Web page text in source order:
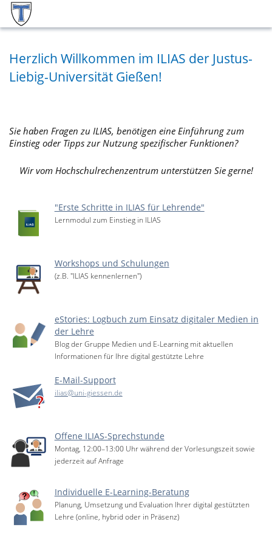
Herzlich Willkommen im ILIAS der Justus-
Liebig-Universität Gießen!
Sie haben Fragen zu ILIAS, benötigen eine Einführung zum
Einstieg oder Tipps zur Nutzung spezifischer Funktionen?
Wir vom Hochschulrechenzentrum unterstützen Sie gerne!
"Erste Schritte in ILIAS für Lehrende"
Lernmodul zum Einstieg in ILIAS
Workshops und Schulungen
(z.B. "ILIAS kennenlernen")
eStories: Logbuch zum Einsatz digitaler Medien in
der Lehre
Blog der Gruppe Medien und E-Learning mit aktuellen
Informationen für Ihre digital gestützte Lehre
E-Mail-Support
ilias@uni-giessen.de
Offene ILIAS-Sprechstunde
Montag, 12:00–13:00 Uhr während der Vorlesungszeit sowie
jederzeit auf Anfrage
Individuelle E-Learning-Beratung
Planung, Umsetzung und Evaluation Ihrer digital gestützten
Lehre (online, hybrid oder in Präsenz)